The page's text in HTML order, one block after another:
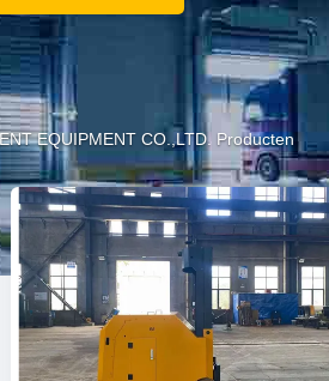
EQUIPMENT CO.,LTD. Producten